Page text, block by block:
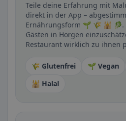
Teile deine Erfahrung mit
direkt in der App –
Ernährungsform 🌱 🌾 🕌 🥬.
Gästen in Horgen
Restaurant wirklich zu ihnen
🌾 Glutenfrei 🌱 Vegan
🕌 Halal